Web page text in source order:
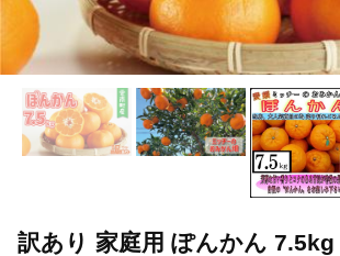
訳あり 家庭用 ぽんかん